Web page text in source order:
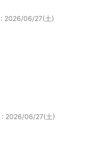
: 2026/06/27(土)
: 2026/06/27(土)